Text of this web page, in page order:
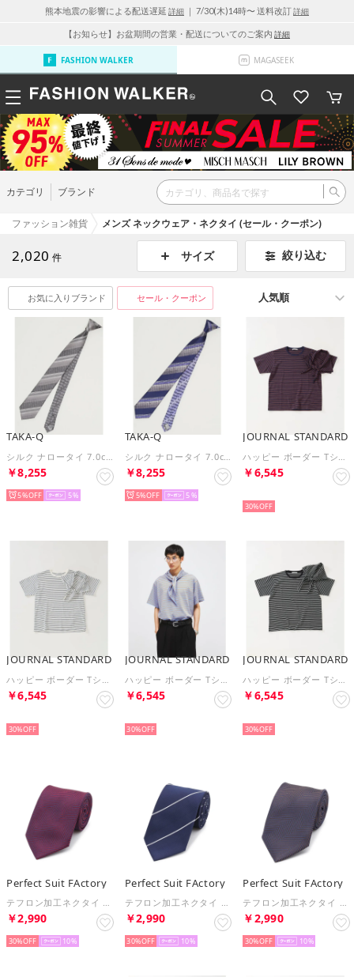
熊本地震の影響による配送遅延 詳細 ｜ 7/30(木)14時〜 送料改訂詳細
【お知らせ】お盆期間の営業・配送についてのご案内 詳細
FASHION WALKER MAGASEEK
カテゴリ ブランド
ファッション雑貨 メンズ ネックウェア・ネクタイ (セール・クーポン)
2,020 件 サイズ 絞り込む
お気に入りブランド セール・クーポン
TAKA-Q
￥8,255
5% 5
TAKA-Q
￥8,255
5% 5
JOURNAL STANDARD
￥6,545
30%
JOURNAL STANDARD
￥6,545
30%
JOURNAL STANDARD
￥6,545
30%
JOURNAL STANDARD
￥6,545
30%
Perfect Suit FActory
テフロン加工ネクタイ ストライプ （ワイン）
￥2,990
30% 10
Perfect Suit FActory
テフロン加工ネクタイ ストライプ （ネイビー）
￥2,990
30% 10
Perfect Suit FActory
テフロン加工ネクタイ ストライプ （ブラウン）
￥2,990
30% 10